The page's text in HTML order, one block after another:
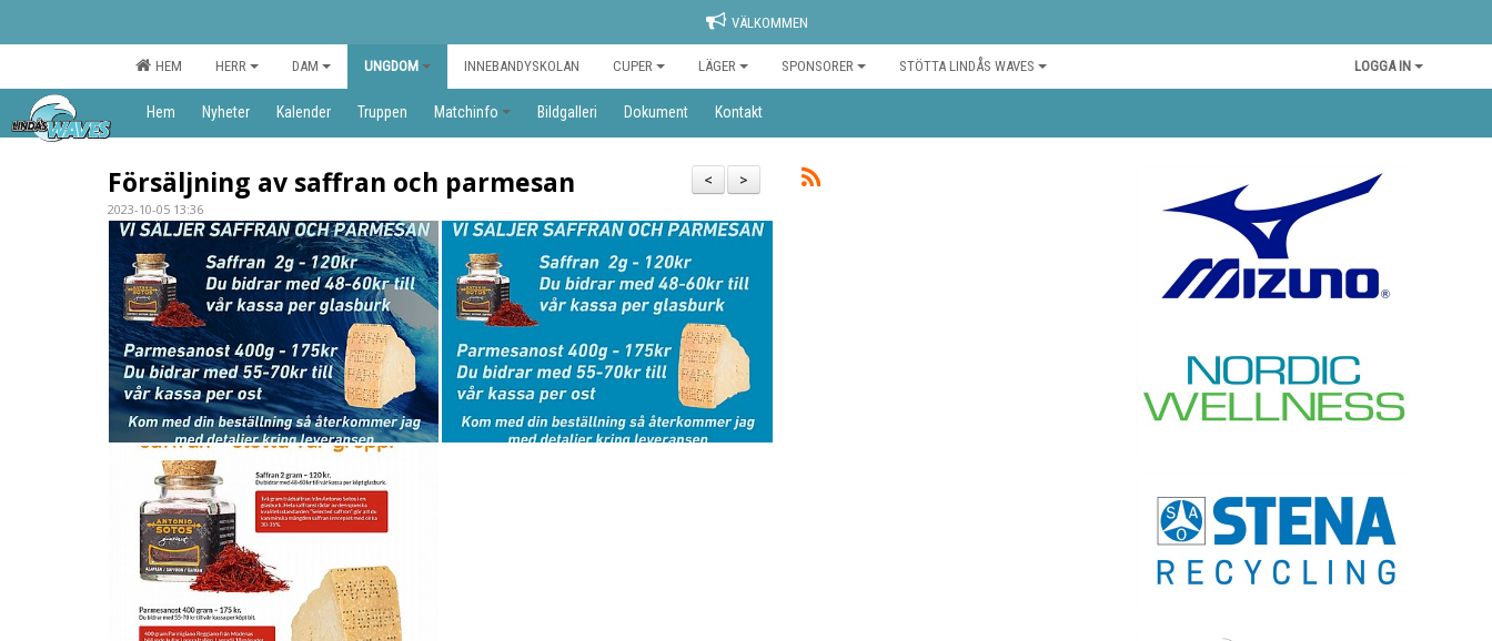
VÄLKOMMEN
HEM HERR DAM UNGDOM INNEBANDYSKOLAN CUPER LÄGER SPONSORER STÖTTA LINDÅS WAVES LOGGA IN
Hem Nyheter Kalender Truppen Matchinfo Bildgalleri Dokument Kontakt
>
<
Försäljning av saffran och parmesan
2023-10-05 13:36